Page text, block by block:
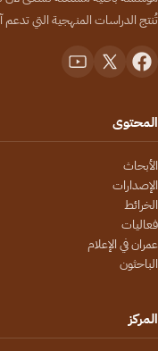
تُنتج الدراسات المنهجية التي تدعم
المحتوى
الأبحاث
الإصدارات
الخرائط
فعاليات
عمران في الإعلام
الباحثون
المركز